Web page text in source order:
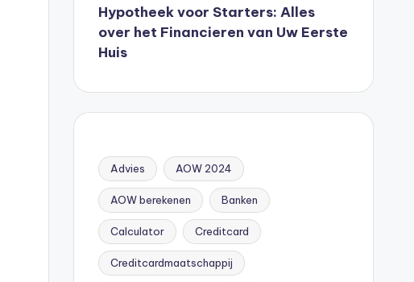
Hypotheek voor Starters: Alles
over het Financieren van Uw Eerste
Huis
Advies AOW 2024
AOW berekenen Banken
Calculator Creditcard
Creditcardmaatschappij